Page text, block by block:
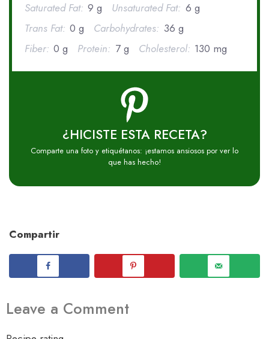
Saturated Fat: 9 g Unsaturated Fat: 6 g
Trans Fat: 0 g Carbohydrates: 36 g
Fiber: 0 g Protein: 7 g Cholesterol: 130 mg
¿HICISTE ESTA RECETA?
Comparte una foto y etiquétanos: ¡estamos ansiosos por ver lo
que has hecho!
Compartir
Leave a Comment